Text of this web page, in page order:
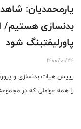
یارمحمدیان:
بدنسازی هستیم/
پاورلیفتینگ شود
1400/01/24
رییس هیات بدنسازی و
را همه عواملی که در